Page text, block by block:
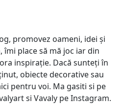
promovez oameni, idei și
place să mă joc iar din
inspirație. Dacă sunteți în
obiecte decorative sau
pentru voi. Ma gasiti si pe
si Vavaly pe Instagram.